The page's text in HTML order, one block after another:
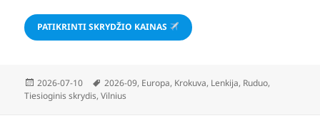
PATIKRINTI SKRYDŽIO KAINAS
Paskelbta
2026-07-10 Žymos
2026-09, Europa, Krokuva, Lenkija, Ruduo,
Tiesioginis skrydis,Vilnius